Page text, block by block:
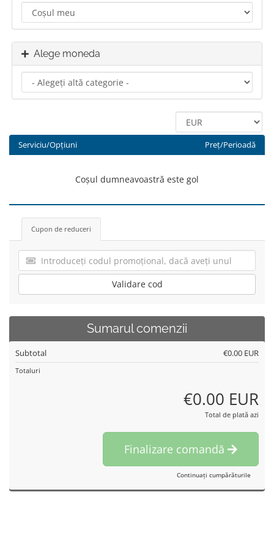
Alege moneda
Serviciu/Opțiuni Preț/Perioadă
Coșul dumneavoastră este gol
Cupon de reduceri
Validare cod
Sumarul comenzii
Subtotal €0.00 EUR
Totaluri
€0.00 EUR
Total de plată azi
Finalizare comandă
Continuați cumpărăturile